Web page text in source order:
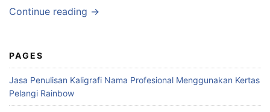
Continue reading →
PAGES
Jasa Penulisan Kaligrafi Nama Profesional Menggunakan Kertas
Pelangi Rainbow